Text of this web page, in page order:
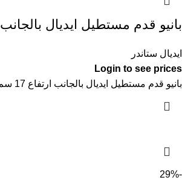
بانيو قدم مستطيل ايديال بالجانب
ايديال ستاندر
Login to see prices
بانيو قدم مستطيل ايديال بالجانب ارتفاع 17 سم
-29%